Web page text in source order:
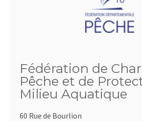
Fédération de
Pêche et de
Milieu Aquatique
60 Rue de Bourlion